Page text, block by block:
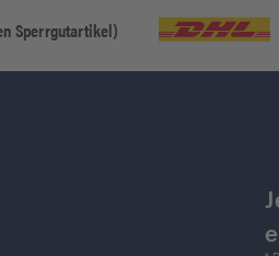
Sperrgutartikel)